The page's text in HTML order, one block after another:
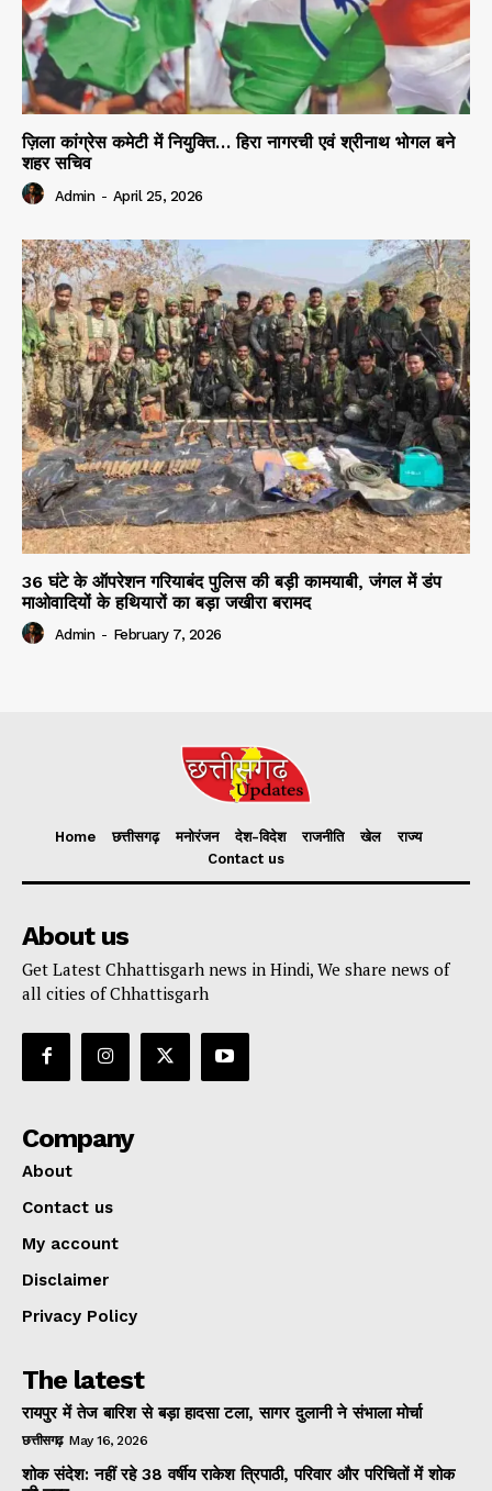
ज़िला कांग्रेस कमेटी में नियुक्ति… हिरा नागरची एवं श्रीनाथ भोगल बने
शहर सचिव
Admin - April 25, 2026
36 घंटे के ऑपरेशन गरियाबंद पुलिस की बड़ी कामयाबी, जंगल में डंप
माओवादियों के हथियारों का बड़ा जखीरा बरामद
Admin - February 7, 2026
Home छत्तीसगढ़ मनोरंजन देश-विदेश राजनीति खेल
राज्य
Contact us
About us
Get Latest Chhattisgarh news in Hindi, We share news of
all cities of Chhattisgarh
Company
About
Contact us
My account
Disclaimer
Privacy Policy
The latest
रायपुर में तेज बारिश से बड़ा हादसा टला, सागर दुलानी ने संभाला मोर्चा
छत्तीसगढ़ May 16, 2026
शोक संदेश: नहीं रहे 38 वर्षीय राकेश त्रिपाठी, परिवार और परिचितों में शोक